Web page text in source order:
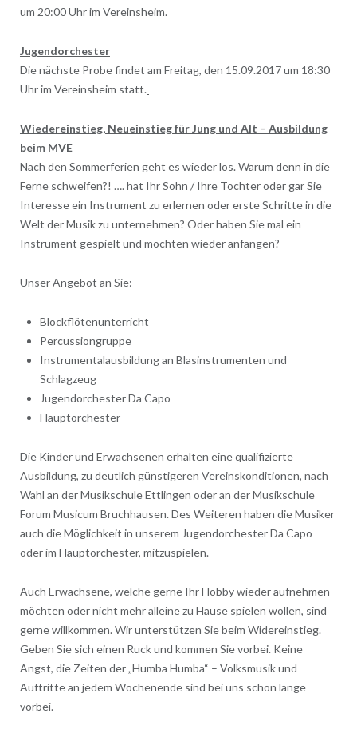
um 20:00 Uhr im Vereinsheim.
Jugendorchester
Die nächste Probe findet am Freitag, den 15.09.2017 um 18:30
Uhr im Vereinsheim statt.
Wiedereinstieg, Neueinstieg für Jung und Alt – Ausbildung
beim MVE
Nach den Sommerferien geht es wieder los. Warum denn in die
Ferne schweifen?! …. hat Ihr Sohn / Ihre Tochter oder gar Sie
Interesse ein Instrument zu erlernen oder erste Schritte in die
Welt der Musik zu unternehmen? Oder haben Sie mal ein
Instrument gespielt und möchten wieder anfangen?
Unser Angebot an Sie:
Blockflötenunterricht
Percussiongruppe
Instrumentalausbildung an Blasinstrumenten und
Schlagzeug
Jugendorchester Da Capo
Hauptorchester
Die Kinder und Erwachsenen erhalten eine qualifizierte
Ausbildung, zu deutlich günstigeren Vereinskonditionen, nach
Wahl an der Musikschule Ettlingen oder an der Musikschule
Forum Musicum Bruchhausen. Des Weiteren haben die Musiker
auch die Möglichkeit in unserem Jugendorchester Da Capo
oder im Hauptorchester, mitzuspielen.
Auch Erwachsene, welche gerne Ihr Hobby wieder aufnehmen
möchten oder nicht mehr alleine zu Hause spielen wollen, sind
gerne willkommen. Wir unterstützen Sie beim Widereinstieg.
Geben Sie sich einen Ruck und kommen Sie vorbei. Keine
Angst, die Zeiten der „Humba Humba“ – Volksmusik und
Auftritte an jedem Wochenende sind bei uns schon lange
vorbei.